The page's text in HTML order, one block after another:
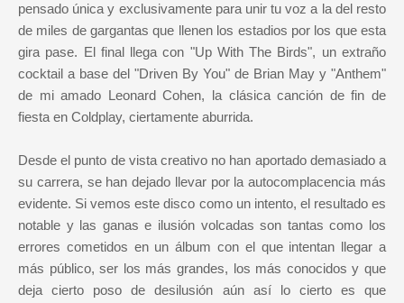
pensado única y exclusivamente para unir tu voz a la del resto
de miles de gargantas que llenen los estadios por los que esta
gira pase. El final llega con "Up With The Birds", un extraño
cocktail a base del "Driven By You" de Brian May y "Anthem"
de mi amado Leonard Cohen, la clásica canción de fin de
fiesta en Coldplay, ciertamente aburrida.
Desde el punto de vista creativo no han aportado demasiado a
su carrera, se han dejado llevar por la autocomplacencia más
evidente. Si vemos este disco como un intento, el resultado es
notable y las ganas e ilusión volcadas son tantas como los
errores cometidos en un álbum con el que intentan llegar a
más público, ser los más grandes, los más conocidos y que
deja cierto poso de desilusión aún así lo cierto es que